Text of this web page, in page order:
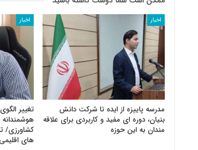
اخبار
مدرسه پاییزه از ایده تا شرکت دانش
بنیان، دوره ای مفید و کاربردی برای علاقه
مندان به این حوزه
اخبار
تغییر
کشاورزی/
های اقلیمی